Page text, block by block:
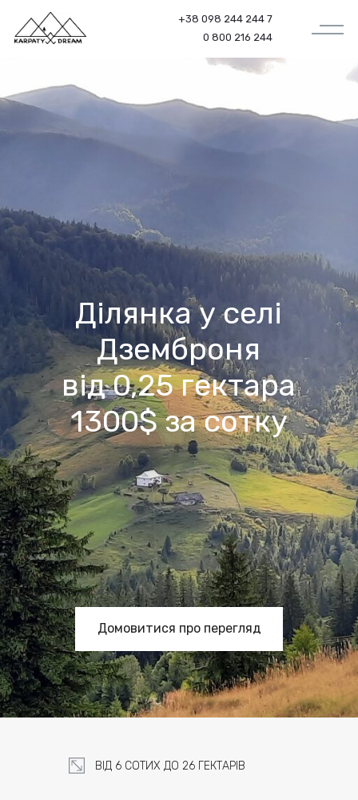
0 800 216 244
+38 098 244 244 7
Ділянка у селі
Дземброня
від 0,25 гектара
1300$ за сотку
Домовитися про перегляд
ВІД 6 СОТИХ ДО 26 ГЕКТАРІВ